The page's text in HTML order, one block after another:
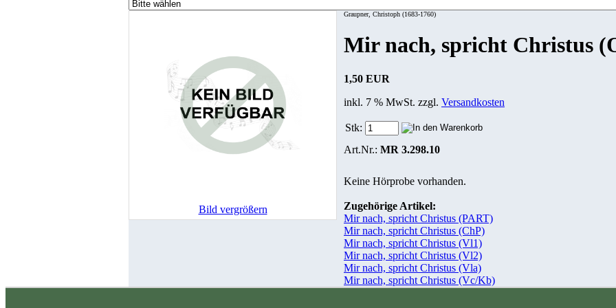
Bild vergrößern
Graupner, Christoph (1683-1760)
Mir nach, spricht Christus
1,50 EUR
inkl. 7 % MwSt. zzgl. Versandkosten
Stk:
Art.Nr.: MR 3.298.10
Keine Hörprobe vorhanden.
Zugehörige Artikel:
Mir nach, spricht Christus (PART)
Mir nach, spricht Christus (ChP)
Mir nach, spricht Christus (Vl1)
Mir nach, spricht Christus (Vl2)
Mir nach, spricht Christus (Vla)
Mir nach, spricht Christus (Vc/Kb)